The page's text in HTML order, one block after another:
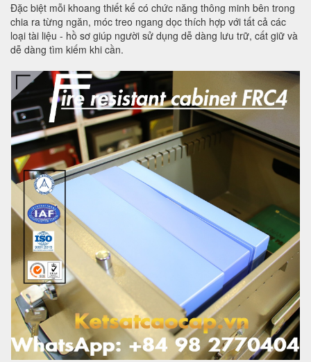
Đặc biệt mỗi khoang thiết kế có chức năng thông minh bên trong
chia ra từng ngăn, móc treo ngang dọc thích hợp với tất cả các
loại tài liệu - hồ sơ giúp người sử dụng dễ dàng lưu trữ, cất giữ và
dễ dàng tìm kiếm khi cần.